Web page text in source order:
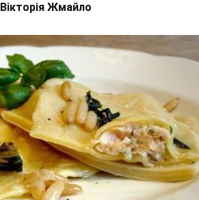
Вікторія Жмайло